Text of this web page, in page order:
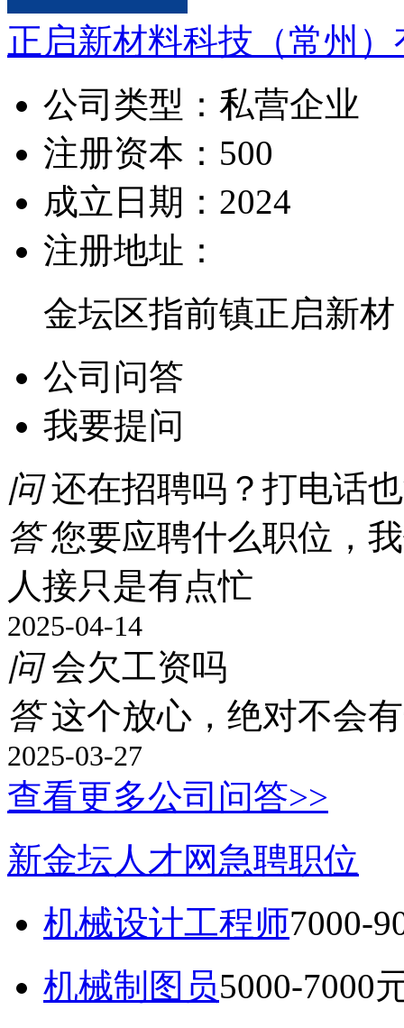
正启新材料科技（常州
公司类型： 私营企业
注册资本： 500
成立日期： 2024
注册地址：
金坛区指前镇正启新
公司问答
我要提问
问还在招聘吗？打电话
答您要应聘什么职位，
人接只是有点忙
2025-04-14
问会欠工资吗
答这个放心，绝对不会
2025-03-27
查看更多公司问答>>
新金坛人才网急聘职位
机械设计工程师7000-
机械制图员5000-7000